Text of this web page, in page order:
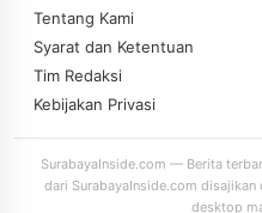
Tentang Kami
Syarat dan Ketentuan
Tim Redaksi
Kebijakan Privasi
SurabayaInside.com — Berita
dari SurabayaInside.com
desktop